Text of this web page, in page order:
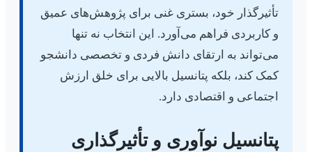
تأثیرگذار خود، بستری غنی برای پژوهش‌های عمیق
و کاربردی فراهم می‌آورد. این انتخاب نه تنها
می‌تواند به ارتقای دانش فردی و تخصصی دانشجو
کمک کند، بلکه پتانسیل بالایی برای خلق ارزش
اجتماعی و اقتصادی دارد.
پتانسیل نوآوری و تأثیرگذاری